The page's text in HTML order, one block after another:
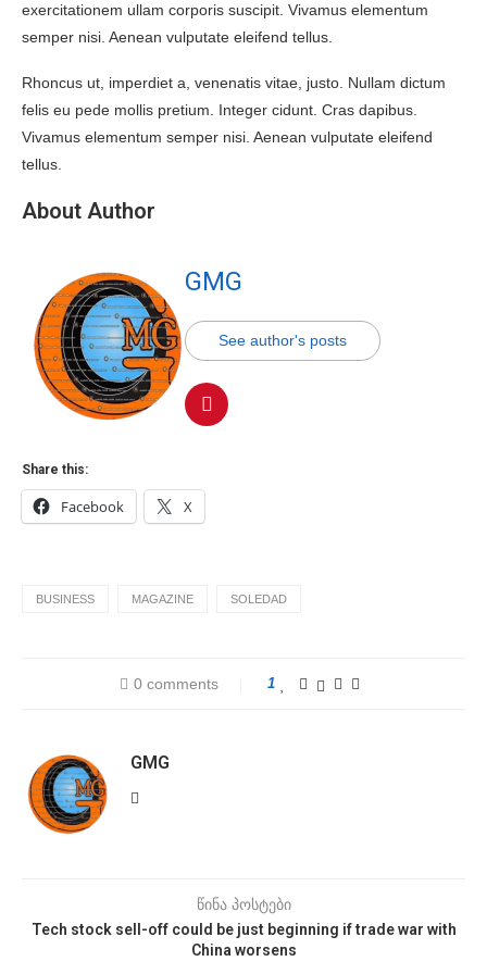
exercitationem ullam corporis suscipit. Vivamus elementum
semper nisi. Aenean vulputate eleifend tellus.
Rhoncus ut, imperdiet a, venenatis vitae, justo. Nullam dictum
felis eu pede mollis pretium. Integer cidunt. Cras dapibus.
Vivamus elementum semper nisi. Aenean vulputate eleifend
tellus.
About Author
GMG
See author's posts
Share this:
Facebook X
BUSINESS MAGAZINE SOLEDAD
0 comments 1
GMG
წინა პოსტები
Tech stock sell-off could be just beginning if trade war with
China worsens